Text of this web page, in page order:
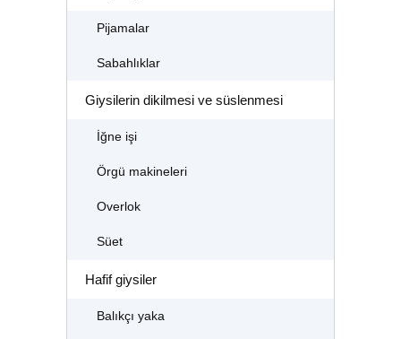
Pijamalar
Sabahlıklar
Giysilerin dikilmesi ve süslenmesi
İğne işi
Örgü makineleri
Overlok
Süet
Hafif giysiler
Balıkçı yaka